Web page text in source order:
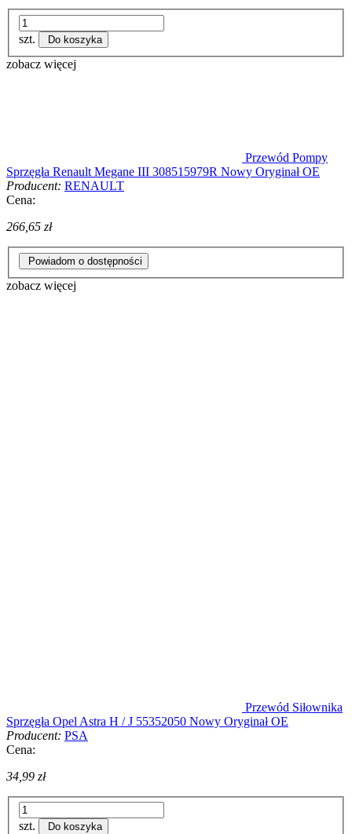
szt. Do koszyka
zobacz więcej
Przewód Pompy
Sprzęgła Renault Megane III 308515979R Nowy Oryginał OE
Producent: RENAULT
Cena:
266,65 zł
Powiadom o dostępności
zobacz więcej
Przewód Siłownika
Sprzęgła Opel Astra H / J 55352050 Nowy Oryginał OE
Producent: PSA
Cena:
34,99 zł
szt. Do koszyka